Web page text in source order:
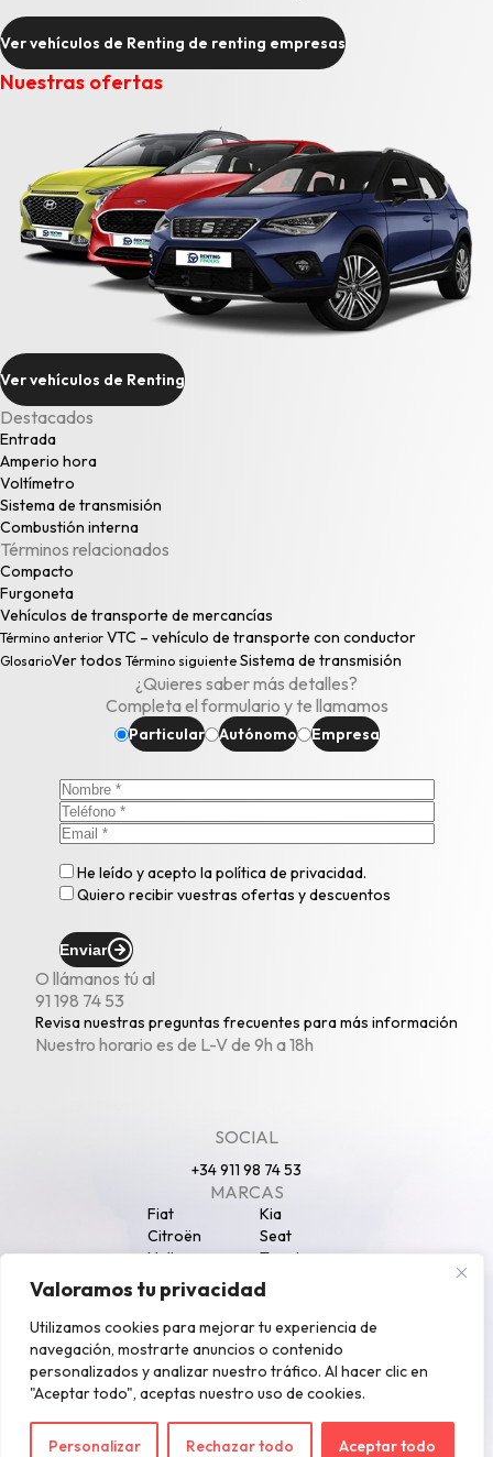
Valoramos tu privacidad
Utilizamos cookies para mejorar tu experiencia de
navegación, mostrarte anuncios o contenido
personalizados y analizar nuestro tráfico. Al hacer clic en
"Aceptar todo", aceptas nuestro uso de cookies.
Personalizar Rechazar todo Aceptar todo
Ver vehículos de Renting de renting empresas
Nuestras ofertas
Ver vehículos de Renting
Destacados
Entrada
Amperio hora
Voltímetro
Sistema de transmisión
Combustión interna
Términos relacionados
Compacto
Furgoneta
Vehículos de transporte de mercancías
Término anterior VTC – vehículo de transporte con conductor
GlosarioVer todos Término siguiente Sistema de transmisión
¿Quieres saber más detalles?
Completa el formulario y te llamamos
Particular Autónomo Empresa
He leído y acepto lapolítica de privacidad.
Quiero recibir vuestras ofertas y descuentos
Enviar
O llámanos tú al
91 198 74 53
Revisa nuestras preguntas frecuentes para más información
Nuestro horario es de L-V de 9h a 18h
SOCIAL
+34 911 98 74 53
MARCAS
Fiat
Kia
Citroën
Seat
Volkswagen
Toyota
Peugeot
Opel
Nissan
Jeep
SECCIONES
Particulares
Autónomos
Empresas
SUV
Coches Eléctricos
Furgonetas